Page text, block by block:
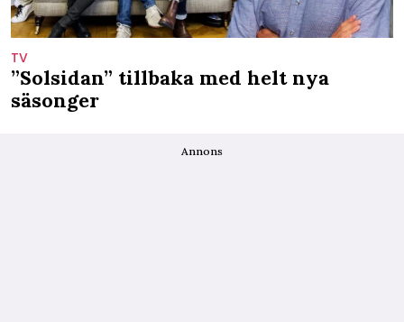
TV
”Solsidan” tillbaka med helt nya
säsonger
Annons